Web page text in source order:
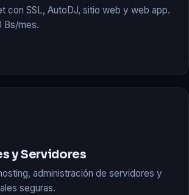
con SSL, AutoDJ, sitio web y web app.
Bs/mes.
y Servidores
administración de servidores y
seguras.